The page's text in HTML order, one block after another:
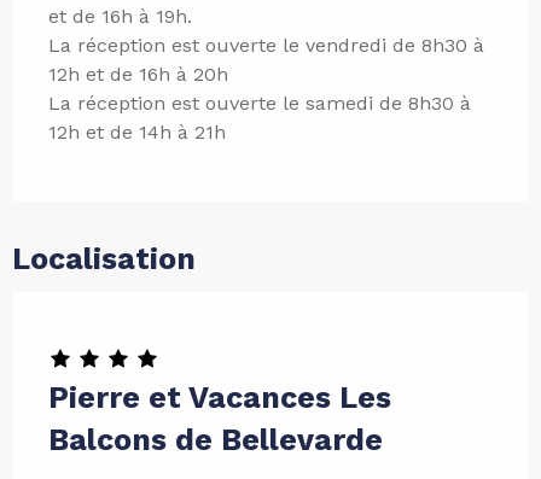
et de 16h à 19h.
La réception est ouverte le vendredi de 8h30 à
12h et de 16h à 20h
La réception est ouverte le samedi de 8h30 à
12h et de 14h à 21h
Localisation
Pierre et Vacances Les
Balcons de Bellevarde